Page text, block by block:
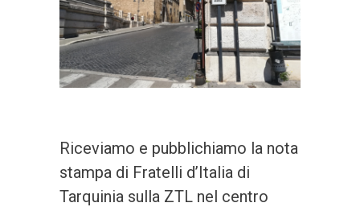
Riceviamo e pubblichiamo la nota
stampa di Fratelli d’Italia di
Tarquinia sulla ZTL nel centro